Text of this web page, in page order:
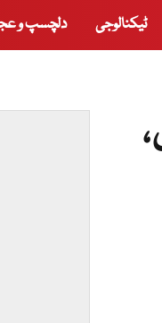
ٹیکنالوجی دلچسپ و